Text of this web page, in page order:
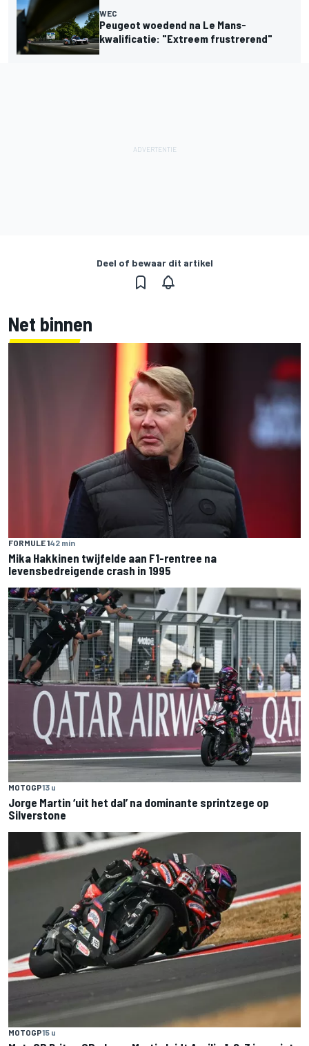
WEC
Peugeot woedend na Le Mans-
kwalificatie: "Extreem frustrerend"
Deel of bewaar dit artikel
Net binnen
FORMULE 142 min
Mika Hakkinen twijfelde aan F1-rentree na
levensbedreigende crash in 1995
MOTOGP13 u
Jorge Martin ‘uit het dal’ na dominante sprintzege op
Silverstone
MOTOGP15 u